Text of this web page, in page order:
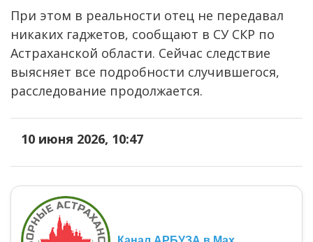
При этом в реальности отец не передавал
никаких гаджетов, сообщают в СУ СКР по
Астраханской области. Сейчас следствие
выясняет все подробности случившегося,
расследование продолжается.
10 июня 2026, 10:47